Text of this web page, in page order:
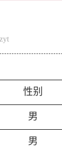
性别
男
男